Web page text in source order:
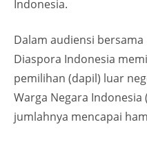
Indonesia.
Dalam audiensi bersama
Diaspora Indonesia
pemilihan (dapil) luar
Warga Negara
jumlahnya mencapai